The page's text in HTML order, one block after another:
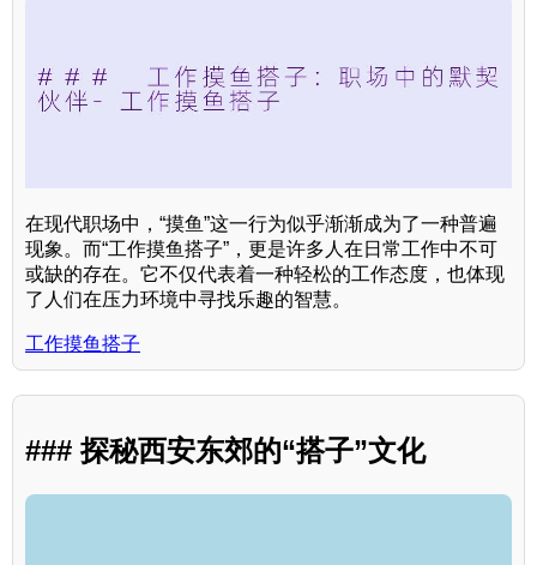
在现代职场中，“摸鱼”这一行为似乎渐渐成为了一种普遍
现象。而“工作摸鱼搭子”，更是许多人在日常工作中不可
或缺的存在。它不仅代表着一种轻松的工作态度，也体现
了人们在压力环境中寻找乐趣的智慧。
工作摸鱼搭子
### 探秘西安东郊的“搭子”文化